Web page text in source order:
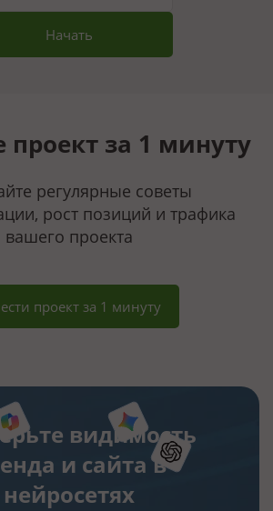
Начать
проект за 1 минуту
регулярные советы
рост позиций и трафика
вашего проекта
проект за 1 минуту
видимость
и сайта в
нейросетях